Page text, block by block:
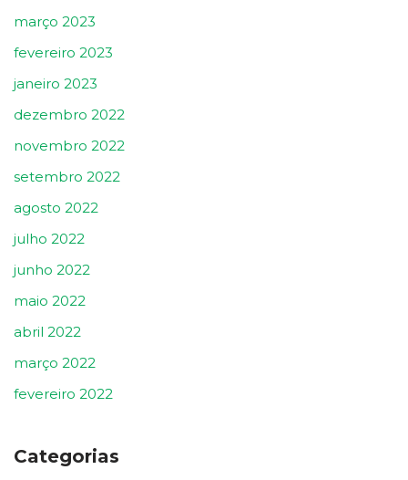
março 2023
fevereiro 2023
janeiro 2023
dezembro 2022
novembro 2022
setembro 2022
agosto 2022
julho 2022
junho 2022
maio 2022
abril 2022
março 2022
fevereiro 2022
Categorias